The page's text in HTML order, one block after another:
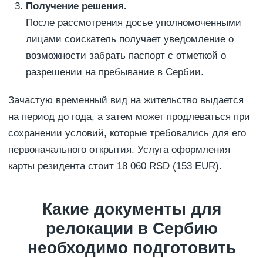
Получение решения.
После рассмотрения досье уполномоченными
лицами соискатель получает уведомление о
возможности забрать паспорт с отметкой о
разрешении на пребывание в Сербии.
Зачастую временный вид на жительство выдается
на период до года, а затем может продлеваться при
сохранении условий, которые требовались для его
первоначального открытия. Услуга оформления
карты резидента стоит 18 060 RSD (153 EUR).
Какие документы для
релокации в Сербию
необходимо подготовить